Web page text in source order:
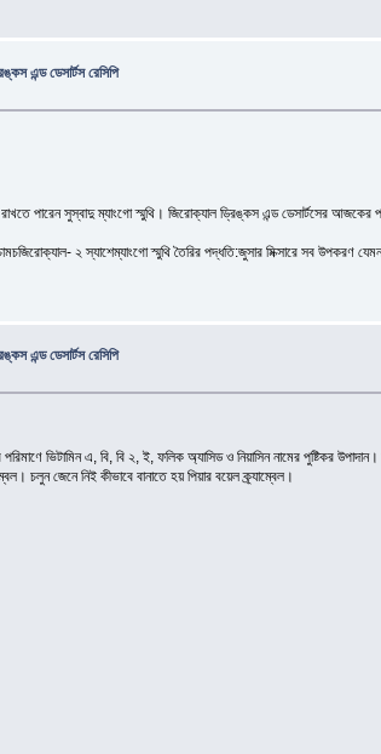
এন্ড ডেসার্টস রেসিপি
পারেন সুস্বাদু ম্যাংগো স্মুথি। জিরোক্যাল ড্রিঙ্কস এন্ড ডেসার্টসের আজকের
২ স্যাশেম্যাংগো স্মুথি তৈরির পদ্ধতি:জুসার মিক্সারে সব উপকরণ
এন্ড ডেসার্টস রেসিপি
ভিটামিন এ, বি, বি ২, ই, ফলিক অ্যাসিড ও নিয়াসিন নামের পুষ্টিকর
চলুন জেনে নিই কীভাবে বানাতে হয় পিয়ার বয়েল ক্র্যাম্বেল।